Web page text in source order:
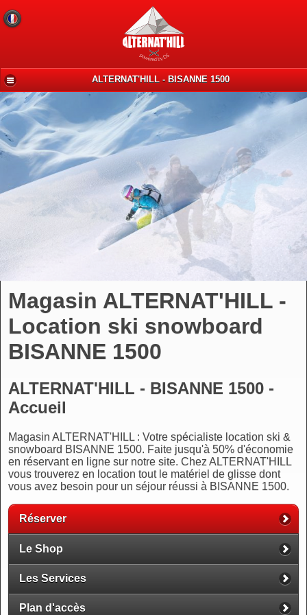
ALTERNAT'HILL - BISANNE 1500
Magasin ALTERNAT'HILL -
Location ski snowboard
BISANNE 1500
ALTERNAT'HILL - BISANNE 1500 -
Accueil
Magasin ALTERNAT'HILL : Votre spécialiste location ski &
snowboard BISANNE 1500. Faite jusqu'à 50% d'économie
en réservant en ligne sur notre site. Chez ALTERNAT'HILL
vous trouverez en location tout le matériel de glisse dont
vous avez besoin pour un séjour réussi à BISANNE 1500.
Réserver
Le Shop
Les Services
Plan d'accès